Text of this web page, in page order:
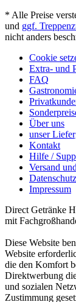
* Alle Preise
und ggf.
nicht anders
Cookie
Extra- und
FAQ
Über uns
unser
Kontakt
Hilfe /
Versand
Datenschutz
Impressum
Direct Getränke
mit
Diese Website
Website
die den Komfort
Direktwerbung
und sozialen
Zustimmung